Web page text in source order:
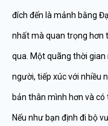
đích đến là mảnh bằng
nhất mà quan trọng hơn
qua. Một quãng thời
người, tiếp xúc với nhiều
bản thân mình hơn và có
Nếu như bạn định đi bộ